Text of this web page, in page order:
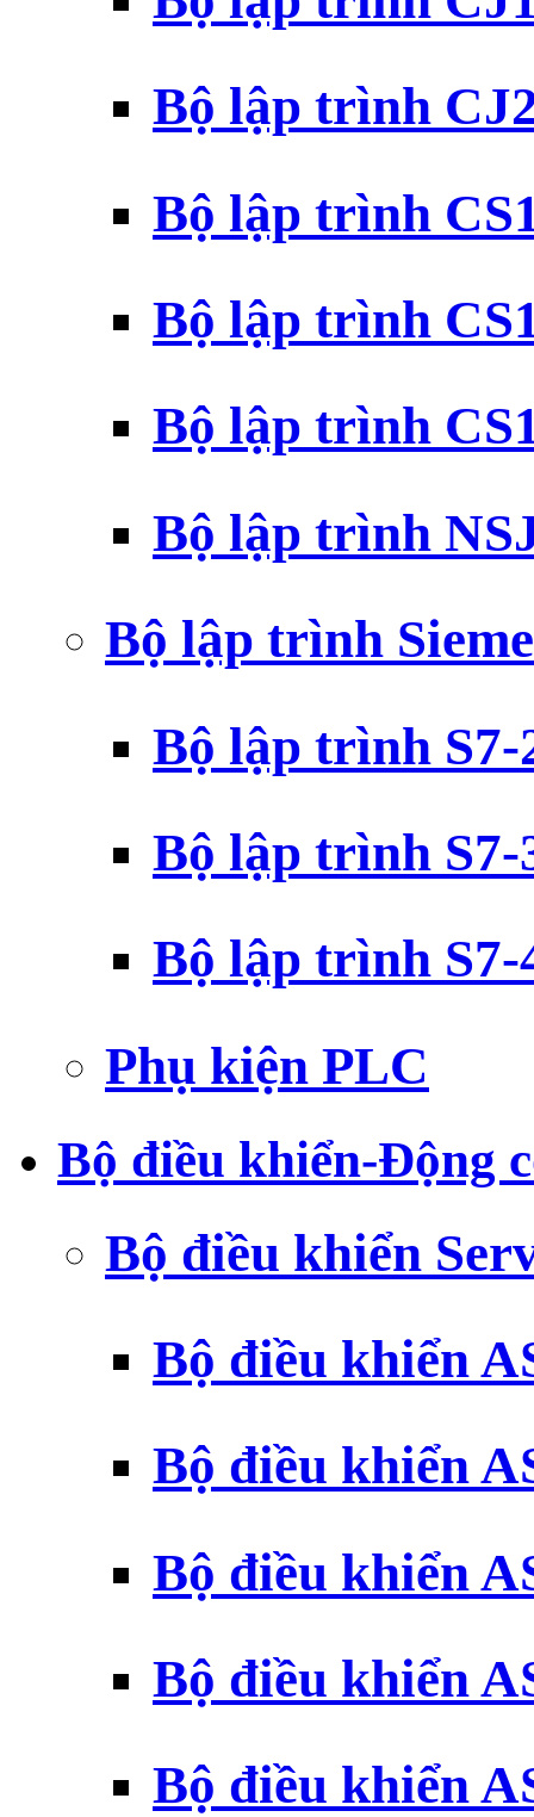
Bộ lập trình
Bộ lập trình
Bộ lập trình
Bộ lập trình
Bộ lập trình
Bộ lập trình
Bộ lập trình S7-
Bộ lập trình S7-
Bộ lập trình S7-
Phụ kiện PLC
Bộ điều khiển-Động
Bộ điều khiển
Bộ điều khiển
Bộ điều khiển
Bộ điều khiển
Bộ điều khiển
Bộ điều khiển